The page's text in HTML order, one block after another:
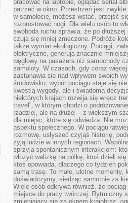
pracować na laptopie, oglądać serial
patrzeć w okno. Przestrzeń jest zwykle
w samolocie, możesz wstać, przejść
rozprostować nogi. Dla wielu osób to
swoboda ruchu sprawia, że po dłuższej
czują się mniej zmęczone. Podróże
także wymiar ekologiczny. Pociągi,
elektryczne, generują znacznie
węglowy na pasażera niż samochody
samoloty. W czasach, gdy coraz
zastanawia się nad wpływem swoich
środowisko, wybór pociągu staje się
kwestią wygody, ale i świadomą
niektórych krajach rozwija się wręcz
travel”, w którym chodzi o
rzadziej, ale na dłużej – z większym
dla miejsc, które się odwiedza. Nie
aspektu społecznego. W pociągu
rozmowę, usłyszeć czyjąś historię,
żyją ludzie w innych regionach.
sprzyja spontanicznym interakcjom:
włożyć walizkę na półkę, ktoś dzieli się
ktoś opowiada, dlaczego co tydzień
samą trasę. To małe, ulotne momenty,
doświadczymy, siedząc samotnie za
Wiele osób odkrywa również, że
miejsce do pracy twórczej. Rytmiczny
zmieniający się za oknem krajobraz,